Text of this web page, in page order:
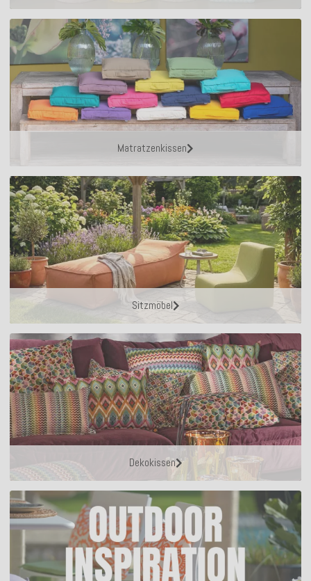
Matratzenkissen
Sitzmöbel
Dekokissen